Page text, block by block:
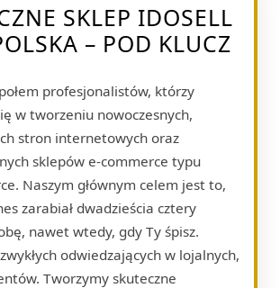
SKLEP IDOSELL
– POD KLUCZ
profesjonalistów, którzy
w tworzeniu nowoczesnych,
stron internetowych oraz
sklepów e-commerce typu
Naszym głównym celem jest to,
zarabiał dwadzieścia cztery
nawet wtedy, gdy Ty śpisz.
odwiedzających w lojalnych,
Tworzymy skuteczne